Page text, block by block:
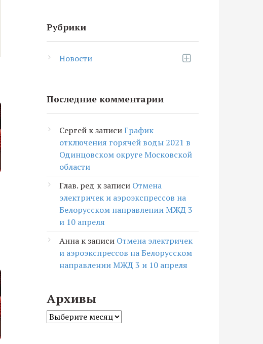
Рубрики
Новости
Последние комментарии
Сергей к записиГрафик
отключения горячей воды 2021 в
Одинцовском округе Московской
области
Глав. ред к записи Отмена
электричек и аэроэкспрессов на
Белорусском направлении МЖД 3
и 10 апреля
Анна к записи Отмена электричек
и аэроэкспрессов на Белорусском
направлении МЖД 3 и 10 апреля
Архивы
Архивы